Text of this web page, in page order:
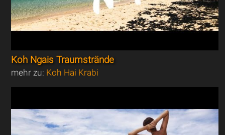
Koh Ngais Traumstrände
mehr zu: Koh Hai Krabi